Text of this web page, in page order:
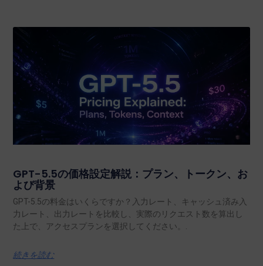
GPT-5.5の価格設定解説：プラン、トークン、お
よび背景
GPT-5.5の料金はいくらですか？入力レート、キャッシュ済み入
力レート、出力レートを比較し、実際のリクエスト数を算出し
た上で、アクセスプランを選択してください。.
続きを読む